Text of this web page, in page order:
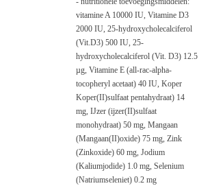
vitamine A 10000 IU, Vitamine D3
2000 IU, 25-hydroxycholecalciferol
(Vit.D3) 500 IU, 25-
hydroxycholecalciferol (Vit. D3) 12.5
µg, Vitamine E (all-rac-alpha-
tocopheryl acetaat) 40 IU, Koper
Koper(II)sulfaat pentahydraat) 14
mg, IJzer (ijzer(II)sulfaat
monohydraat) 50 mg, Mangaan
(Mangaan(II)oxide) 75 mg, Zink
(Zinkoxide) 60 mg, Jodium
(Kaliumjodide) 1.0 mg, Selenium
(Natriumseleniet) 0.2 mg